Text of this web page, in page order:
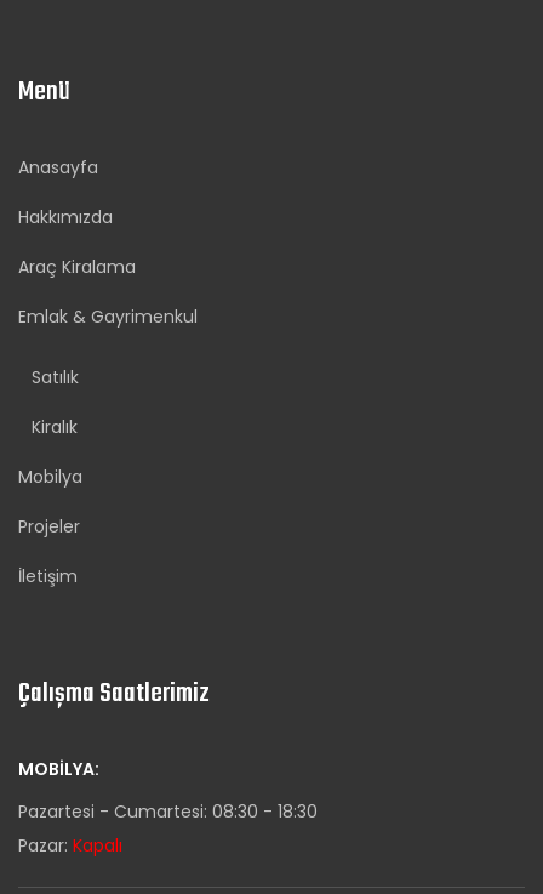
Menü
Anasayfa
Hakkımızda
Araç Kiralama
Emlak & Gayrimenkul
Satılık
Kiralık
Mobilya
Projeler
İletişim
Çalışma Saatlerimiz
MOBILYA:
Pazartesi - Cumartesi: 08:30 - 18:30
Pazar: Kapalı